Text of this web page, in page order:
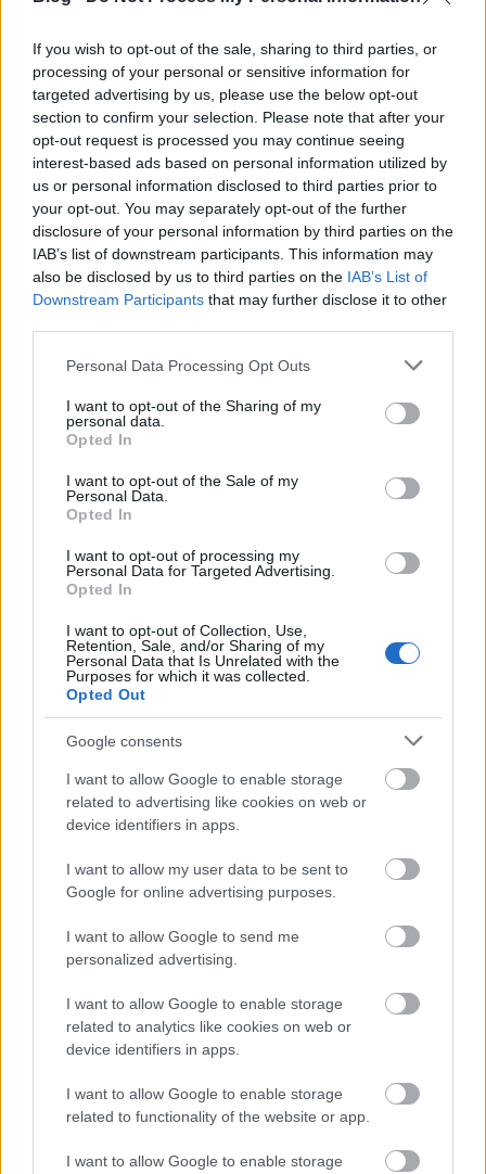
If you wish to opt-out of the sale, sharing to third parties, or
processing of your personal or sensitive information for
targeted advertising by us, please use the below opt-out
section to confirm your selection. Please note that after your
opt-out request is processed you may continue seeing
interest-based ads based on personal information utilized by
us or personal information disclosed to third parties prior to
your opt-out. You may separately opt-out of the further
disclosure of your personal information by third parties on the
IAB’s list of downstream participants. This information may
also be disclosed by us to third parties on the IAB’s List of
Downstream Participants that may further disclose it to other
Please note that this website/app uses one or more Google
not limited to your visit or usage behaviour. You may click to
grant or deny consent to Google and its third-party tags to
use your data for below specified purposes in below Google
consent section.
Personal Data Processing Opt Outs
I want to opt-out of the Sharing of my
personal data.
Opted In
I want to opt-out of the Sale of my
Personal Data.
Opted In
I want to opt-out of processing my
Personal Data for Targeted Advertising.
Opted In
I want to opt-out of Collection, Use,
Retention, Sale, and/or Sharing of my
Personal Data that Is Unrelated with the
Purposes for which it was collected.
Opted Out
Google consents
I want to allow Google to enable storage
related to advertising like cookies on web or
device identifiers in apps.
I want to allow my user data to be sent to
Google for online advertising purposes.
I want to allow Google to send me
personalized advertising.
I want to allow Google to enable storage
related to analytics like cookies on web or
device identifiers in apps.
I want to allow Google to enable storage
related to functionality of the website or app.
I want to allow Google to enable storage
esetén:
A táblázatból kiderül, hogy átalányadózó egyéni
vállalkozóként év végén 13.097.280, míg egy Kft-ben
valamivel több, mint 156.000 forint előny az
átalányadós egyéni vállalkozás javára. Azaz
cégalapítás. Az évi plusz megmaradó 156.000 forint
fejében viszont ott az egyéni vállalkozóként fennálló,
korlátlan anyagi felelősség.
Ha többet szeretnél tudni az átalányadóról,
akkorneked szól az Egyéni vállalkozók könyve
című e-bookunk!
Nem csak adózás:
A legfontosabb vállalkozói alapismeretek
Üzleti, pénzügyi tervezés alapjai, árazás
Mindent az átalányadó 2023-as változásairól
Mindent az iparűzési adó 2023-as
Egyéni vállalkozás indításának lépései,
képernyőmentésekkel
Ajándék adókalkulátor csomag
, amellyel a
cikkben szereplő példákat is készítettük